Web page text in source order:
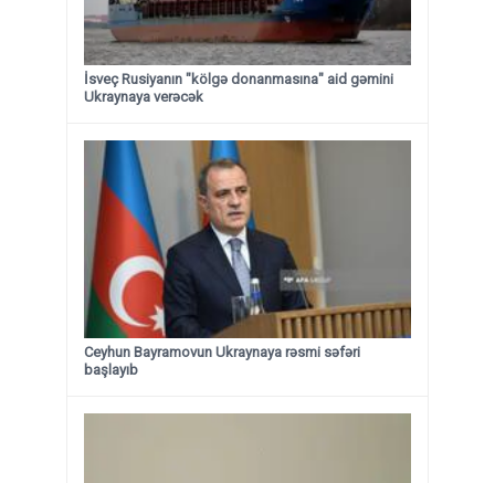
İsveç Rusiyanın "kölgə donanmasına" aid gəmini
Ukraynaya verəcək
Ceyhun Bayramovun Ukraynaya rəsmi səfəri
başlayıb